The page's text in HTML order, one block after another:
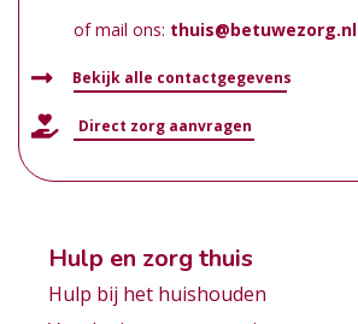
of mail ons: thuis@betuwezorg.nl
Bekijk alle contactgegevens
Direct zorg aanvragen
Hulp en zorg thuis
Hulp bij het huishouden